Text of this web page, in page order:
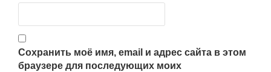
Сохранить моё имя, email и адрес сайта в этом
браузере для последующих моих